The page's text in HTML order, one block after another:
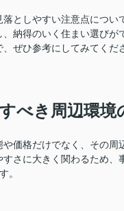
としやすい注意点につ
納得のいく住まい選び
ぜひ参考にしてみてくだ
べき周辺環境
価格だけでなく、その
さに大きく関わるため
。